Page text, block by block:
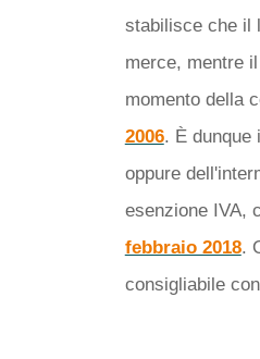
stabilisce che il
merce, mentre
momento della
2006. È dunque
oppure
esenzione IVA,
febbraio 2018.
consigliabile